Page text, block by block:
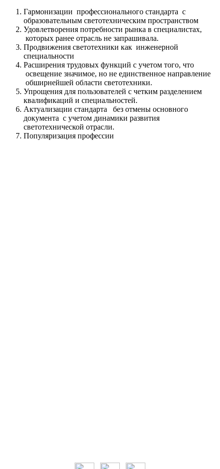
Гармонизации профессионального стандарта с
образовательным светотехническим пространством
Удовлетворения потребности рынка в специалистах,
которых ранее отрасль не запрашивала.
Продвижения светотехники как инженерной
специальности
Расширения трудовых функций с учетом того, что
освещение значимое, но не единственное направление
обширнейшей области светотехники.
Упрощения для пользователей с четким разделением
квалификаций и специальностей.
Актуализации стандарта без отмены основного
документа с учетом динамики развития
светотехнической отрасли.
Популяризация профессии